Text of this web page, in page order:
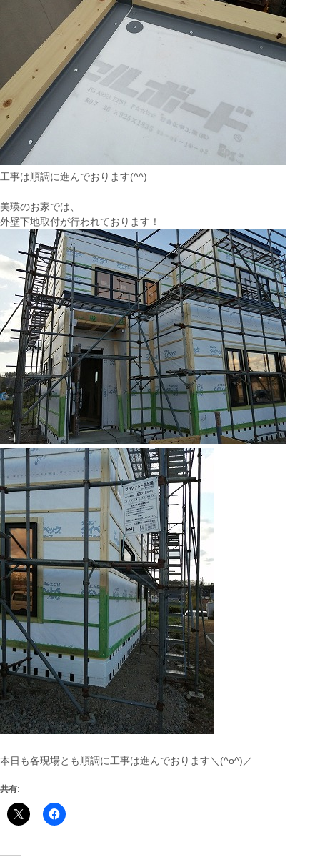
工事は順調に進んでおります(^^)
美瑛のお家では、
外壁下地取付が行われております！
本日も各現場とも順調に工事は進んでおります＼(^o^)／
共有: